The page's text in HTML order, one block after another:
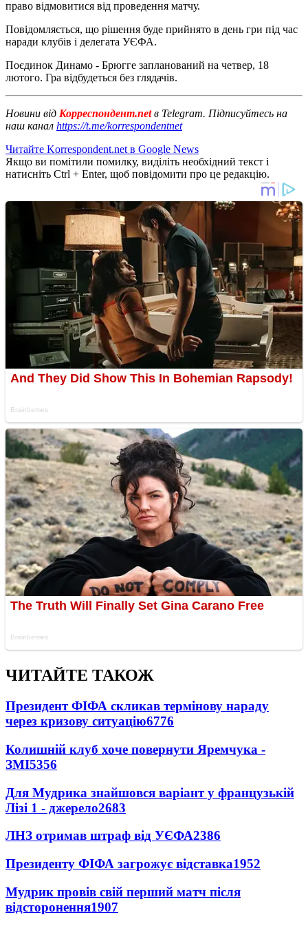
право відмовитися від проведення матчу.
Повідомляється, що рішення буде прийнято в день гри під час
наради клубів і делегата УЄФА.
Поєдинок Динамо - Брюгге запланований на четвер, 18
лютого. Гра відбудеться без глядачів.
Новини від Корреспондент.netв Telegram. Підписуйтесь на
наш канал https://t.me/korrespondentnet
Читайте Korrespondent.net в Google News
Якщо ви помітили помилку, виділіть необхідний текст і
натисніть Ctrl + Enter, щоб повідомити про це редакцію.
ЧИТАЙТЕ ТАКОЖ
Президент ФІФА скликав термінову нараду
через кризову ситуацію6776
Колишній клуб хоче повернути Яремчука -
ЗМІ5356
Для Мудрика знайшовся варіант у французькій
Лізі 1 - джерело2683
ЛНЗ отримав штраф від УЄФА2386
Президенту ФІФА загрожує відставка1952
Мудрик провів свій перший матч після
відсторонення1907